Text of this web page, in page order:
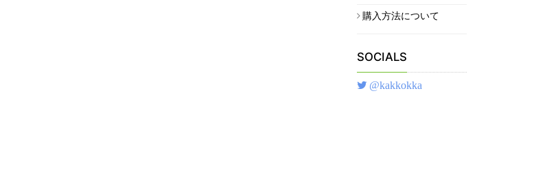
購入方法について
SOCIALS
@kakkokka